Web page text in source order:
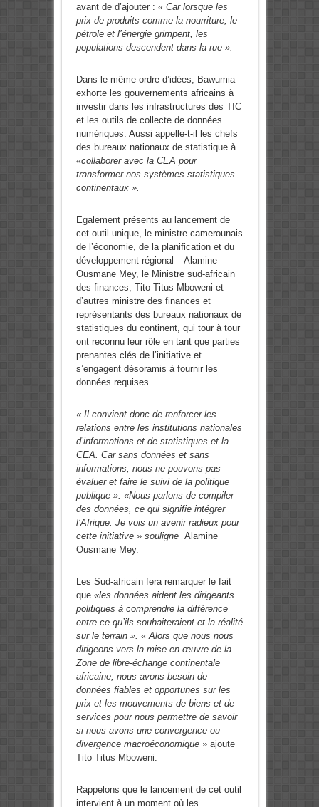
avant de d’ajouter : « Car lorsque les
prix de produits comme la nourriture, le
pétrole et l’énergie grimpent, les
populations descendent dans la rue ».
Dans le même ordre d’idées, Bawumia
exhorte les gouvernements africains à
investir dans les infrastructures des TIC
et les outils de collecte de données
numériques. Aussi appelle-t-il les chefs
des bureaux nationaux de statistique à
«collaborer avec la CEA pour
transformer nos systèmes statistiques
continentaux ».
Egalement présents au lancement de
cet outil unique, le ministre camerounais
de l’économie, de la planification et du
développement régional – Alamine
Ousmane Mey, le Ministre sud-africain
des finances, Tito Titus Mboweni et
d’autres ministre des finances et
représentants des bureaux nationaux de
statistiques du continent, qui tour à tour
ont reconnu leur rôle en tant que parties
prenantes clés de l’initiative et
s’engagent désoramis à fournir les
données requises.
« Il convient donc de renforcer les
relations entre les institutions nationales
d’informations et de statistiques et la
CEA. Car sans données et sans
informations, nous ne pouvons pas
évaluer et faire le suivi de la politique
publique ». «Nous parlons de compiler
des données, ce qui signifie intégrer
l’Afrique. Je vois un avenir radieux pour
cette initiative » souligne Alamine
Ousmane Mey.
Les Sud-africain fera remarquer le fait
que «les données aident les dirigeants
politiques à comprendre la différence
entre ce qu’ils souhaiteraient et la réalité
sur le terrain ». « Alors que nous nous
dirigeons vers la mise en œuvre de la
Zone de libre-échange continentale
africaine, nous avons besoin de
données fiables et opportunes sur les
prix et les mouvements de biens et de
services pour nous permettre de savoir
si nous avons une convergence ou
divergence macroéconomique »ajoute
Tito Titus Mboweni.
Rappelons que le lancement de cet outil
intervient à un moment où les